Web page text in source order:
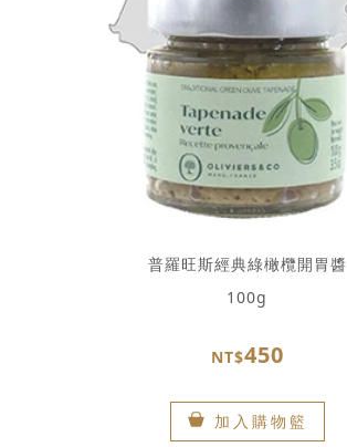
普羅旺斯經典綠橄欖開胃醬
100g
NT$450
加入購物籃